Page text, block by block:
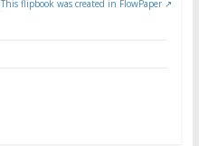
This flipbook was created in FlowPaper ↗